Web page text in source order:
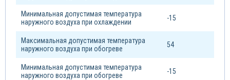
Минимальная допустимая температура
наружного воздуха при охлаждении
-15
Максимальная допустимая температура
наружного воздуха при обогреве
54
Минимальная допустимая температура
наружного воздуха при обогреве
-15